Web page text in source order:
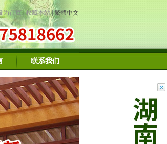
为首页|收藏本站|繁體中文
联系我们